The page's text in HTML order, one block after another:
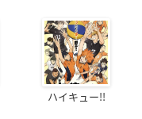
ハイキュー!!